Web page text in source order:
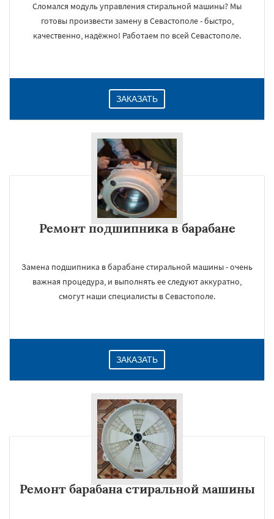
Сломался модуль управления стиральной машины? Мы
готовы произвести замену в Севастополе - быстро,
качественно, надёжно! Работаем по всей Севастополе.
ЗАКАЗАТЬ
Ремонт подшипника в барабане
Замена подшипника в барабане стиральной машины - очень
важная процедура, и выполнять ее следуют аккуратно,
смогут наши специалисты в Севастополе.
ЗАКАЗАТЬ
Ремонт барабана стиральной машины